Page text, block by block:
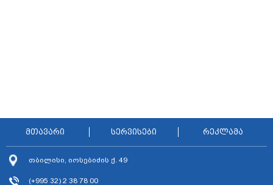
მთავარი სერვისები რეკლამა
თბილისი, იოსებიძის ქ. 49
(+995 32) 2 38 78 00